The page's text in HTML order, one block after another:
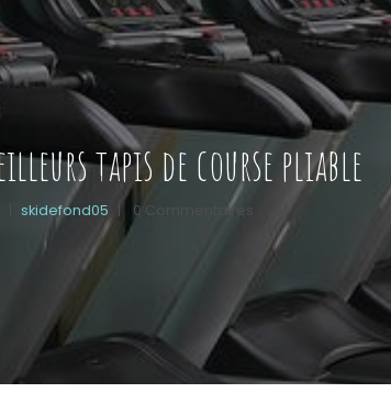
tapis de course pliable
skidefond05 0 Commentaires